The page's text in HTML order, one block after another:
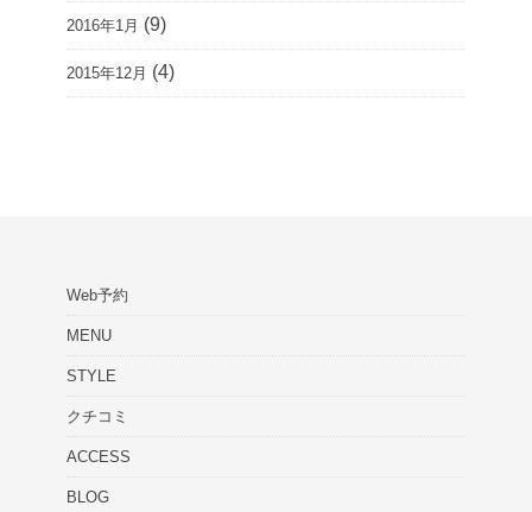
2016年1月 (9)
2015年12月 (4)
Web予約
MENU
STYLE
クチコミ
ACCESS
BLOG